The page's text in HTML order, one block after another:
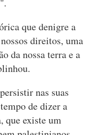
que denigre a
direitos, uma
da nossa terra e a
nas suas
de dizer a
que existe um